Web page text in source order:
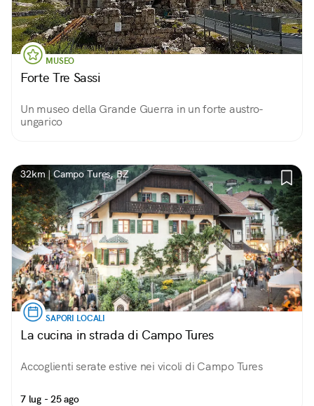
MUSEO
Forte Tre Sassi
Un museo della Grande Guerra in un forte austro-
ungarico
32km | Campo Tures, BZ
SAPORI LOCALI
La cucina in strada di Campo Tures
Accoglienti serate estive nei vicoli di Campo Tures
7 lug - 25 ago